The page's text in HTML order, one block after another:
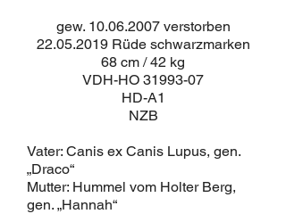
gew. 10.06.2007verstorben
22.05.2019Rüde schwarzmarken
68 cm / 42 kg
VDH-HO 31993-07
HD-A1
NZB
Vater: Canis ex Canis Lupus, gen.
„Draco“
Mutter: Hummel vom Holter Berg,
gen. „Hannah“